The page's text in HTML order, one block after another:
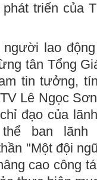
triển của
lao
tân Tổng
tin tưởng,
Lê Ngọc
đạo của
ban lãnh
"Một đội
cao công